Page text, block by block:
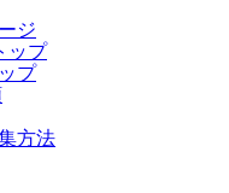
ジ
ップ
プ
方法